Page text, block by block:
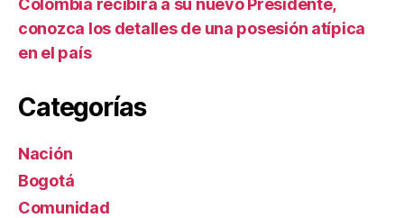
Colombia recibirá a su nuevo Presidente,
conozca los detalles de una posesión atípica
en el país
Categorías
Nación
Bogotá
Comunidad